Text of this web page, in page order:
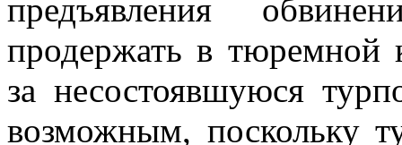
предъявления
продержать в тюремной
за несостоявшуюся
возможным, поскольку